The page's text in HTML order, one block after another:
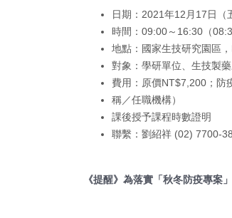
日期：2021年12月17日（
時間：09:00～16:30（
地點：國家生技研究園區
對象：學研單位、生技製
費用：原價NT$7,200；防
稱／任職機構）
課後授予課程時數證明
聯繫：劉紹祥 (02) 7700-
《提醒》為落實「秋冬防疫專案